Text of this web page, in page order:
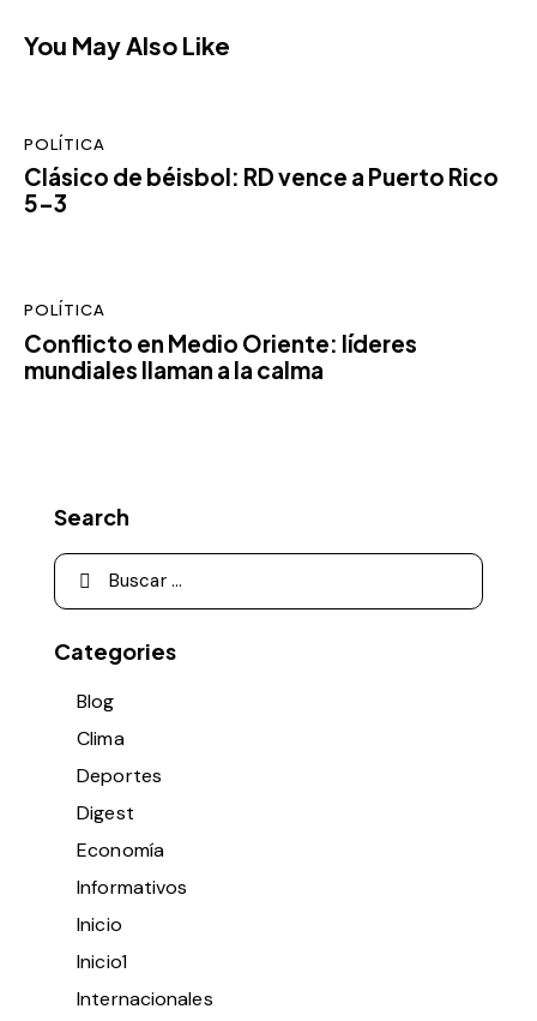
You May Also Like
POLÍTICA
Clásico de béisbol: RD vence a Puerto Rico
5-3
POLÍTICA
Conflicto en Medio Oriente: líderes
mundiales llaman a la calma
Search
Categories
Blog
Clima
Deportes
Digest
Economía
Informativos
Inicio
Inicio1
Internacionales